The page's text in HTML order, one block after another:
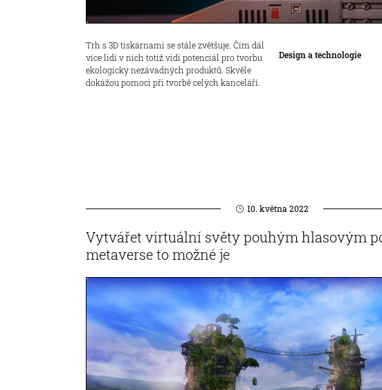
Trh s 3D tiskárnami se stále zvětšuje. Čím dál
více lidí v nich totiž vidí potenciál pro tvorbu
ekologicky nezávadných produktů. Skvěle
dokážou pomoci při tvorbě celých kanceláří.
Design a technologie
10. května 2022
Vytvářet virtuální světy pouhým hlasovým
metaverse to možné je